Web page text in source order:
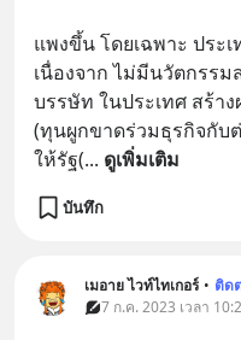
แพงขึ้น โดยเฉพาะ ประ
เนื่องจาก ไม่มีนวัตกรร
บรรษัท ในประเทศ สร้า
(ทุนผูกขาดร่วมธุรกิจกับ
ให้รัฐ(... ดูเพิ่มเติม
บันทึก
เมอาย ไวท์ไทเกอร์ • ติด
7 ก.ค. 2023 เวลา